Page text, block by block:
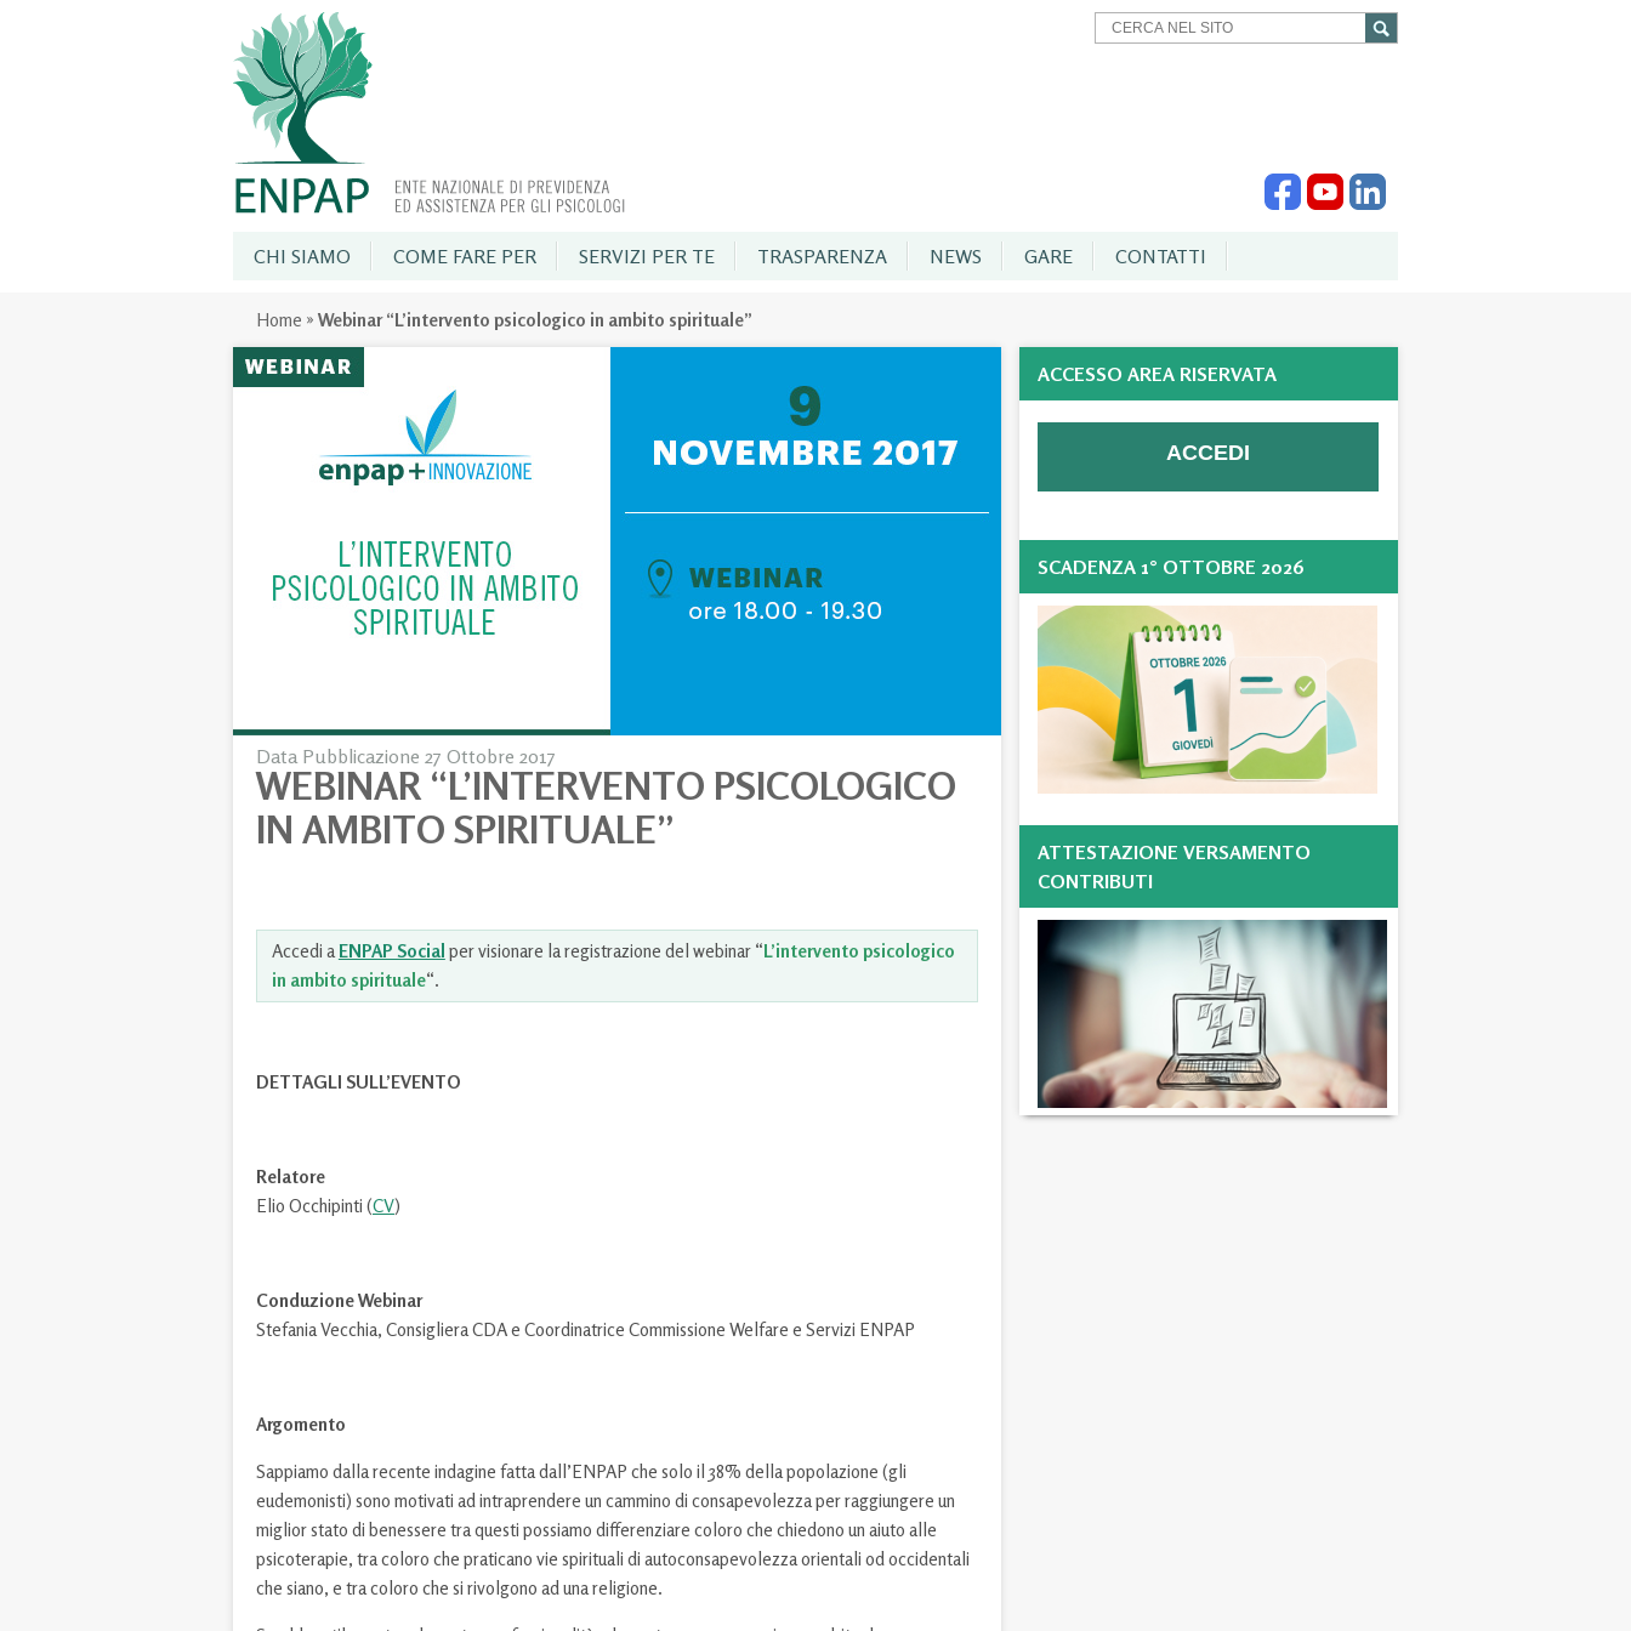
CHI SIAMO COME FARE PER SERVIZI PER TE TRASPARENZA NEWS GARE CONTATTI
Home »Webinar “L’intervento psicologico in ambito spirituale”
Data Pubblicazione 27 Ottobre 2017
WEBINAR “L’INTERVENTO PSICOLOGICO
IN AMBITO SPIRITUALE”
Accedi aENPAP Social per visionare la registrazione del webinar “L’intervento psicologico
in ambito spirituale“.
DETTAGLI SULL’EVENTO
Relatore
Elio Occhipinti (CV)
Conduzione Webinar
Stefania Vecchia, Consigliera CDA e Coordinatrice Commissione Welfare e Servizi ENPAP
Argomento
Sappiamo dalla recente indagine fatta dall’ENPAP che solo il 38% della popolazione (gli
eudemonisti) sono motivati ad intraprendere un cammino di consapevolezza per raggiungere un
miglior stato di benessere tra questi possiamo differenziare coloro che chiedono un aiuto alle
psicoterapie, tra coloro che praticano vie spirituali di autoconsapevolezza orientali od occidentali
che siano, e tra coloro che si rivolgono ad una religione.
ACCESSO AREA RISERVATA
SCADENZA 1° OTTOBRE 2026
ATTESTAZIONE VERSAMENTO
CONTRIBUTI